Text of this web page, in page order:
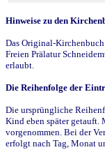
Hinweise zu den
Das Original-
Freien Prälatur
erlaubt.
Die Reihenfolge der
Die ursprüngliche
Kind eben später getauft.
vorgenommen. Bei der
erfolgt nach Tag, Monat